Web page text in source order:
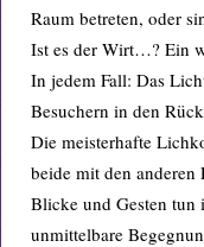
Raum betreten, oder
Ist es der Wirt…? Ein
In jedem Fall: Das
Besuchern in den
Die meisterhafte
beide mit den anderen
Blicke und Gesten
unmittelbare